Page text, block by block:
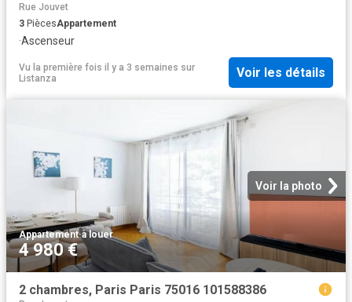
Rue Jouvet
3 PiècesAppartement
·Ascenseur
Vu la première fois il y a 3 semaines sur
Listanza
Voir les détails
Voir la photo
Appartement·à louer
4 980 €
2 chambres, Paris Paris 75016 101588386